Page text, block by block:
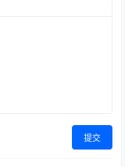
提交